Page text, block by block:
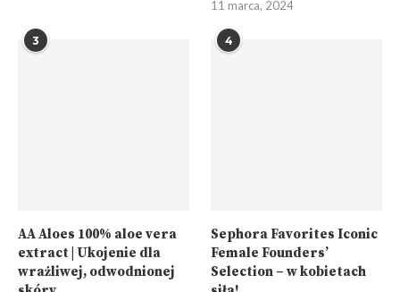
11 marca, 2024
3
AA Aloes 100% aloe vera
extract | Ukojenie dla
wrażliwej, odwodnionej
4
Sephora Favorites Iconic
Female Founders’
Selection – w kobietach